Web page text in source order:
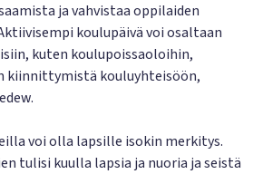
ja vahvistaa oppilaiden
koulupäivä voi osaltaan
kuten koulupoissaoloihin,
kiinnittymistä kouluyhteisöön,
voi olla lapsille isokin merkitys.
tulisi kuulla lapsia ja nuoria ja seistä